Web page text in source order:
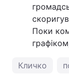
Поки
Кличко